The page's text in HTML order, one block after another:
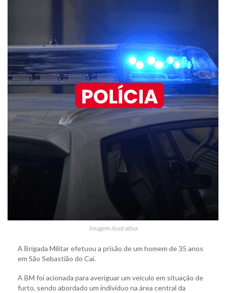
Imagem ilustrativa
A Brigada Militar efetuou a prisão de um homem de 35 anos
em São Sebastião do Caí.
A BM foi acionada para averiguar um veículo em situação de
furto, sendo abordado um indivíduo na área central da